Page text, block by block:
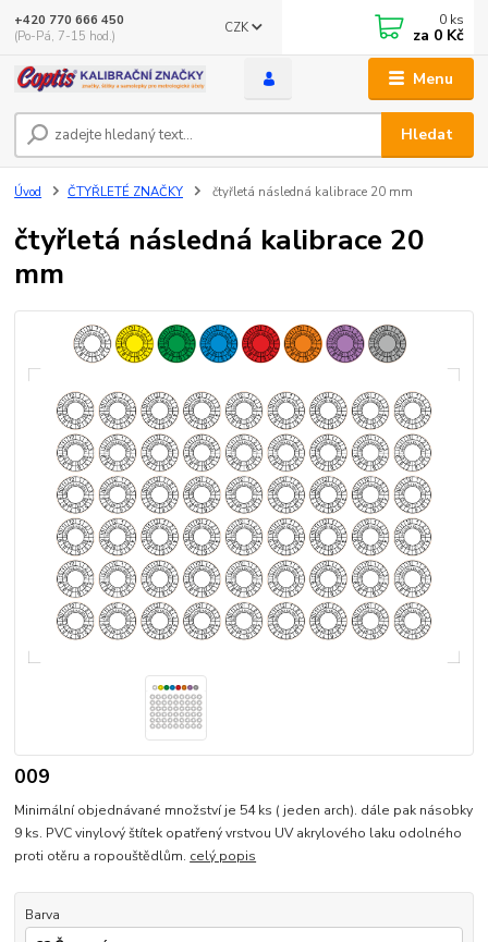
Menu
CZK
Hledat
+420 770 666 450
(Po-Pá, 7-15 hod.)
0 ks
za 0 Kč
Úvod ČTYŘLETÉ ZNAČKY čtyřletá následná kalibrace 20 mm
čtyřletá následná kalibrace 20
mm
009
Minimální objednávané množství je 54 ks ( jeden arch). dále pak násobky
9 ks. PVC vinylový štítek opatřený vrstvou UV akrylového laku odolného
proti otěru a ropouštědlům. celý popis
Barva